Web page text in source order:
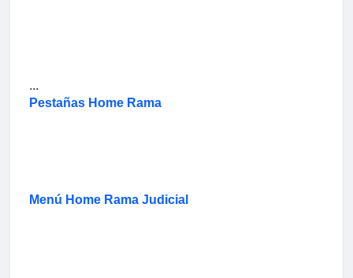
...
Pestañas Home Rama
Menú Home Rama Judicial